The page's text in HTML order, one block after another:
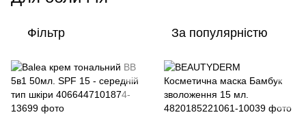
Фільтр За популярністю